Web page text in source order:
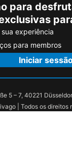
para
experiência
para membros
Iniciar
5 – 7, 40221
| Todos os direitos